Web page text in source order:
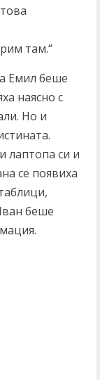
там.“
Емил беше
наясно с
Но и
лаптопа си и
се появиха
беше